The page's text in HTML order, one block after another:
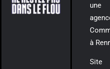
une
à
Site